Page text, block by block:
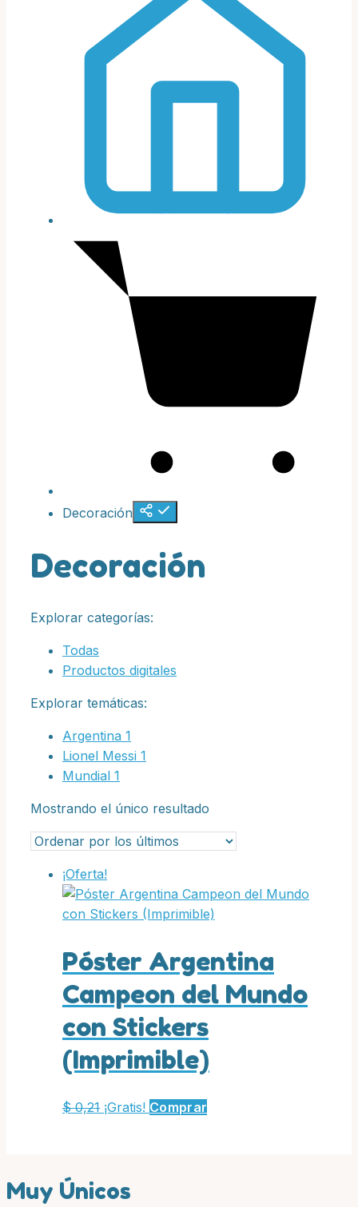
Decoración
Decoración
Explorar categorías:
Todas
Productos digitales
Explorar temáticas:
Argentina 1
Lionel Messi 1
Mundial 1
Mostrando el único resultado
¡Oferta!
Póster Argentina
Campeon del Mundo
con Stickers
(Imprimible)
$0,21 ¡Gratis! Comprar
Muy Únicos